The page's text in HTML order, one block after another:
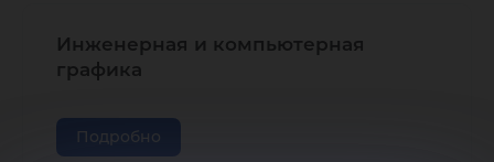
Инженерная и компьютерная
графика
Подробно